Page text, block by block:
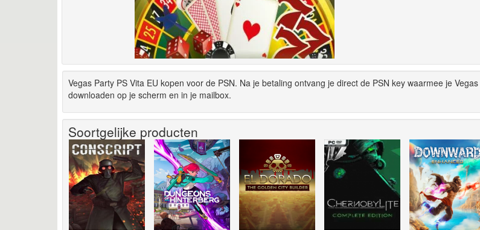
Vegas Party PS Vita EU kopen voor de PSN. Na je betaling ontvang je direct de PSN key waarmee je
downloaden op je scherm en in je mailbox.
Soortgelijke producten